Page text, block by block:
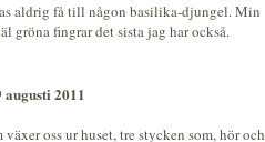
aldrig få till någon basilika-djungel. Min
gröna fingrar det sista jag har också.
augusti 2011
oss ur huset, tre stycken som, hör och